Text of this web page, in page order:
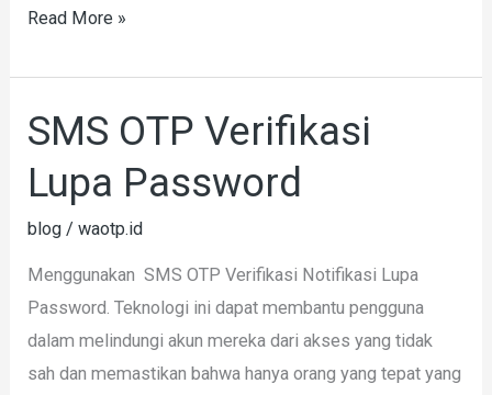
Read More »
SMS OTP Verifikasi
Lupa Password
blog /waotp.id
Menggunakan SMS OTP Verifikasi Notifikasi Lupa
Password. Teknologi ini dapat membantu pengguna
dalam melindungi akun mereka dari akses yang tidak
sah dan memastikan bahwa hanya orang yang tepat yang
SMS
Verifikasi
Lupa